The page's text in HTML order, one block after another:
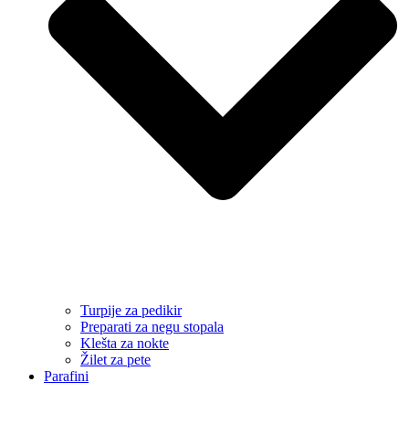
Turpije za pedikir
Preparati za negu stopala
Klešta za nokte
Žilet za pete
Parafini